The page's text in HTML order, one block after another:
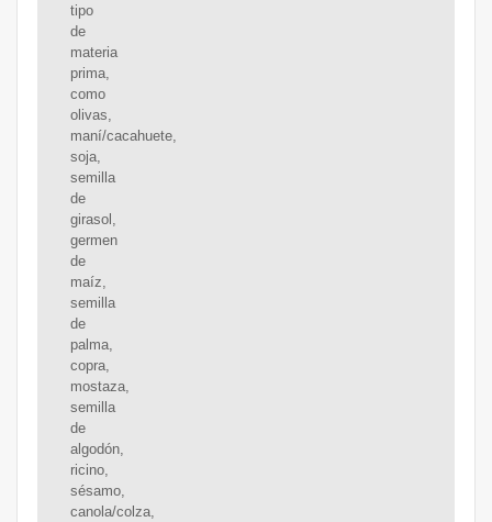
tipo
de
materia
prima,
como
olivas,
maní/cacahuete,
soja,
semilla
de
girasol,
germen
de
maíz,
semilla
de
palma,
copra,
mostaza,
semilla
de
algodón,
ricino,
sésamo,
canola/colza,